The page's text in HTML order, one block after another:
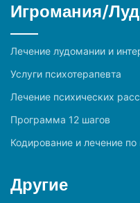
Игромания/
Лечение лудомании и
Услуги психотерапевта
Лечение психических
Программа 12 шагов
Кодирование и лечение
Другие